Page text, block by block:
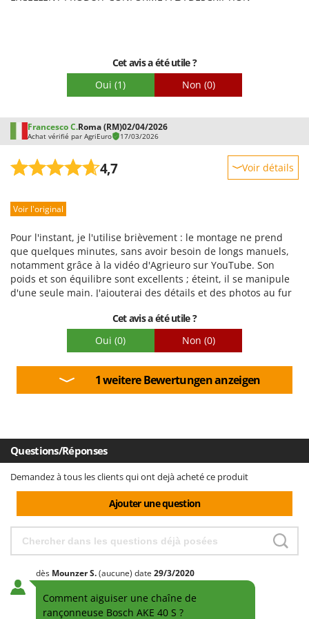
Cet avis a été utile ?
Oui (1) Non (0)
Francesco C.Roma (RM)02/04/2026
Achat vérifié par AgriEuro 17/03/2026
4,7 Voir détails
Prestations
Qualité / Prix
Facilité de montage
Emballage
Voir l'original
Pour l'instant, je l'utilise brièvement : le montage ne prend
que quelques minutes, sans avoir besoin de longs manuels,
notamment grâce à la vidéo d'Agrieuro sur YouTube. Son
poids et son équilibre sont excellents ; éteint, il se manipule
d'une seule main. J'ajouterai des détails et des photos au fur
Cet avis a été utile ?
Oui (0) Non (0)
1 weitere Bewertungen anzeigen
Questions/Réponses
Demandez à tous les clients qui ont dejà acheté ce produit
Ajouter une question
dès MounzerS.(aucune) date 29/3/2020
Comment aiguiser une chaîne de
rançonneuse Bosch AKE 40 S ?